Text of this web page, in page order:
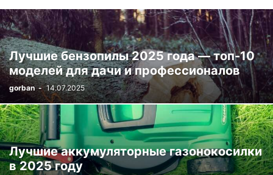
Лучшие бензопилы 2025 года — топ-10
моделей для дачи и профессионалов
gorban - 14.07.2025
Лучшие аккумуляторные газонокосилки
в 2025 году